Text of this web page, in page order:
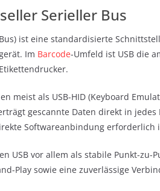
Serieller Bus
ist eine standardisierte
Im Barcode-Umfeld ist USB die
meist als USB-HID (Keyboard
gescannte Daten direkt in
Softwareanbindung erforderlich
USB vor allem als stabile Punkt-zu-
Play sowie eine zuverlässige